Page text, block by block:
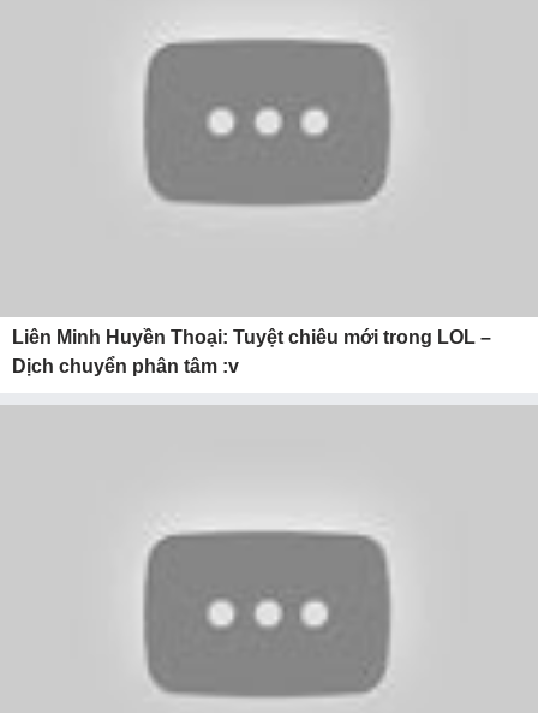
Liên Minh Huyền Thoại: Tuyệt chiêu mới trong LOL –
Dịch chuyển phân tâm :v